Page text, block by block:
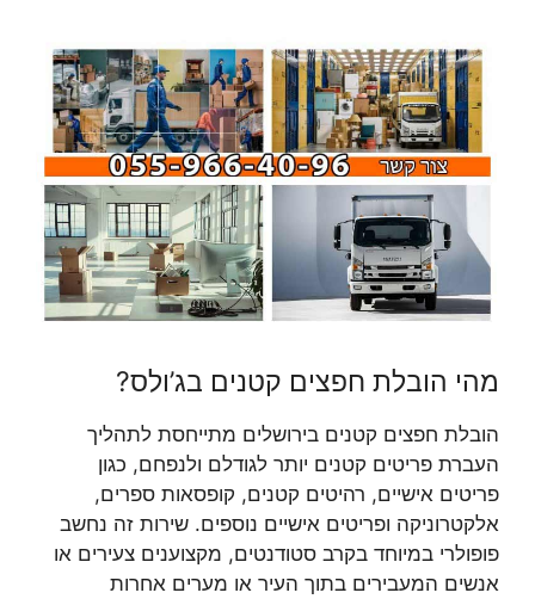
מהי הובלת חפצים קטנים בג’ולס?
הובלת חפצים קטנים בירושלים מתייחסת לתהליך
העברת פריטים קטנים יותר לגודלם ולנפחם, כגון
פריטים אישיים, רהיטים קטנים, קופסאות ספרים,
אלקטרוניקה ופריטים אישיים נוספים. שירות זה נחשב
פופולרי במיוחד בקרב סטודנטים, מקצוענים צעירים או
אנשים המעבירים בתוך העיר או מערים אחרות